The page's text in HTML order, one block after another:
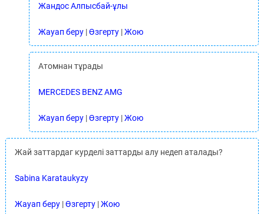
Жандос Алпысбай-ұлы
Жауап беру|Өзгерту|Жою
Атомнан тұрады
MERCEDES BENZ AMG
Жауап беру|Өзгерту|Жою
Жай заттардаг курделі заттарды алу недеп аталады?
Sabina Karataukyzy
Жауап беру|Өзгерту|Жою